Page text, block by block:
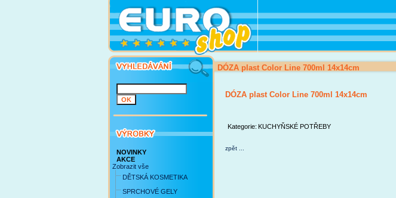
NOVINKY
AKCE
Zobrazit vše
DĚTSKÁ KOSMETIKA
SPRCHOVÉ GELY
DÓZA plast Color Line 700ml 14x14cm
DÓZA plast Color Line 700ml 14x14cm
Kategorie: KUCHYŇSKÉ POTŘEBY
zpět ...